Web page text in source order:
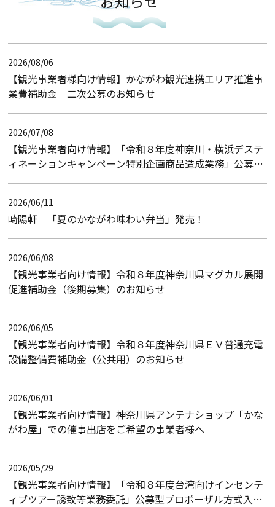
2026/08/06
【観光事業者様向け情報】かながわ観光連携エリア推進事
業費補助金 二次公募のお知らせ
2026/07/08
【観光事業者向け情報】「令和８年度神奈川・横浜デステ
ィネーションキャンペーン特別企画商品造成業務」公募型
2026/06/11
崎陽軒 「夏のかながわ味わい弁当」発売！
2026/06/08
【観光事業者向け情報】令和８年度神奈川県マグカル展開
促進補助金（後期募集）のお知らせ
2026/06/05
【観光事業者向け情報】令和８年度神奈川県ＥＶ普通充電
設備整備費補助金（公共用）のお知らせ
2026/06/01
【観光事業者向け情報】神奈川県アンテナショップ「かな
がわ屋」での催事出店をご希望の事業者様へ
2026/05/29
【観光事業者向け情報】「令和８年度台湾向けインセンテ
ィブツアー誘致等業務委託」公募型プロポーザル方式入札